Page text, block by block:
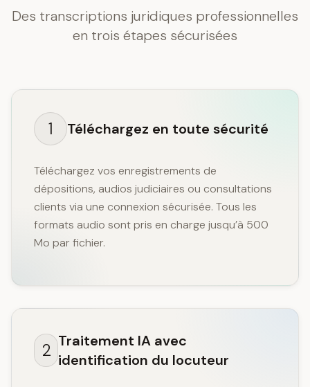
Des transcriptions juridiques professionnelles
en trois étapes sécurisées
1 Téléchargez en toute sécurité
Téléchargez vos enregistrements de
dépositions, audios judiciaires ou consultations
clients via une connexion sécurisée. Tous les
formats audio sont pris en charge jusqu’à 500
Mo par fichier.
2 Traitement IA avec
identification du locuteur